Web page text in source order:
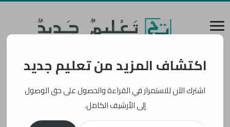
اكتشاف المزيد من تعليم جديد
اشترك الآن للاستمرار في القراءة والحصول على حق الوصول
إلى الأرشيف الكامل.
كتابة بريدك الإلكتروني...